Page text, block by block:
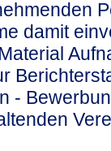
damit
-